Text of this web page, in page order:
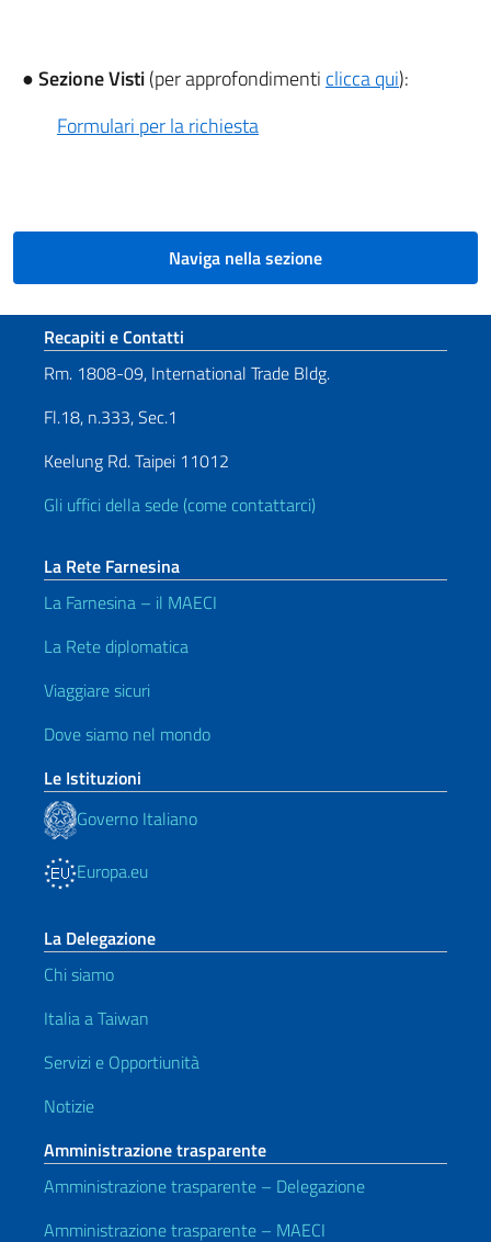
● Sezione Visti(per approfondimenti clicca qui):
Formulari per la richiesta
Naviga nella sezione
Sezione footer
Recapiti e Contatti
Rm. 1808-09, International Trade Bldg.
Fl.18, n.333, Sec.1
Keelung Rd. Taipei 11012
Gli uffici della sede (come contattarci)
La Rete Farnesina
La Farnesina – il MAECI
La Rete diplomatica
Viaggiare sicuri
Dove siamo nel mondo
Le Istituzioni
Governo Italiano
Europa.eu
La Delegazione
Chi siamo
Italia a Taiwan
Servizi e Opportiunità
Notizie
Amministrazione trasparente
Amministrazione trasparente – Delegazione
Amministrazione trasparente – MAECI